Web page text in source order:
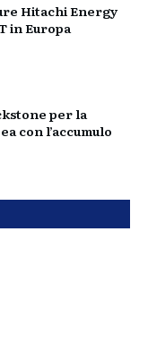
Hitachi Energy
in Europa
per la
con l’accumulo